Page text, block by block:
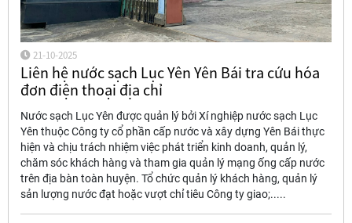
21-10-2025
Liên hệ nước sạch Lục Yên Yên Bái tra cứu hóa
đơn điện thoại địa chỉ
Nước sạch Lục Yên được quản lý bởi Xí nghiệp nước sạch Lục
Yên thuộc Công ty cổ phần cấp nước và xây dựng Yên Bái thực
hiện và chịu trách nhiệm việc phát triển kinh doanh, quản lý,
chăm sóc khách hàng và tham gia quản lý mạng ống cấp nước
trên địa bàn toàn huyện. Tổ chức quản lý khách hàng, quản lý
sản lượng nước đạt hoặc vượt chỉ tiêu Công ty giao;.....